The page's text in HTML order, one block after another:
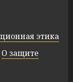
этика
О защите